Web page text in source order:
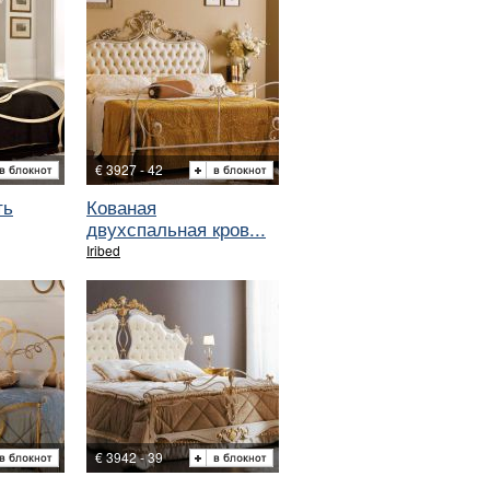
€ 3927 - 42
Кованая
двухспальная кров...
Iribed
€ 3942 - 39